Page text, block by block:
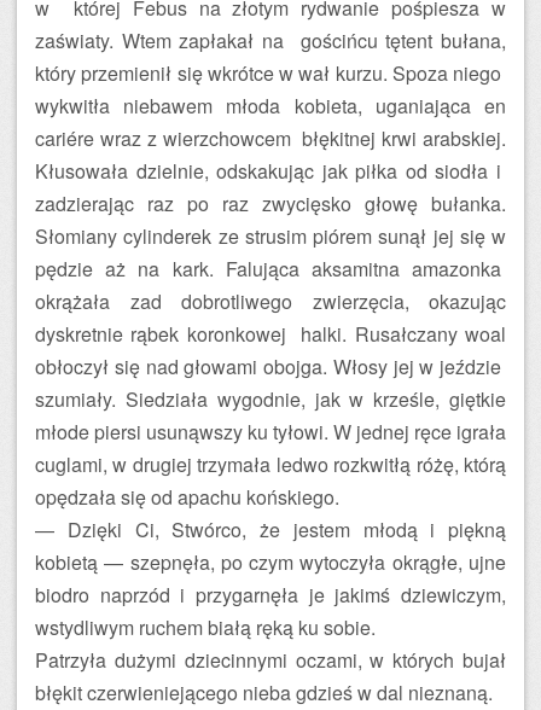
w której Febus na złotym rydwanie pośpiesza w
zaświaty. Wtem zapłakał na gościńcu tętent bułana,
który przemienił się wkrótce w wał kurzu. Spoza niego
wykwitła niebawem młoda kobieta, uganiająca en
cariére wraz z wierzchowcem błękitnej krwi arabskiej.
Kłusowała dzielnie, odskakując jak piłka od siodła i
zadzierając raz po raz zwycięsko głowę bułanka.
Słomiany cylinderek ze strusim piórem sunął jej się w
pędzie aż na kark. Falująca aksamitna amazonka
okrążała zad dobrotliwego zwierzęcia, okazując
dyskretnie rąbek koronkowej halki. Rusałczany woal
obłoczył się nad głowami obojga. Włosy jej w jeździe
szumiały. Siedziała wygodnie, jak w krześle, giętkie
młode piersi usunąwszy ku tyłowi. W jednej ręce igrała
cuglami, w drugiej trzymała ledwo rozkwitłą różę, którą
opędzała się od apachu końskiego.
— Dzięki Ci, Stwórco, że jestem młodą i piękną
kobietą — szepnęła, po czym wytoczyła okrągłe, ujne
biodro naprzód i przygarnęła je jakimś dziewiczym,
wstydliwym ruchem białą ręką ku sobie.
Patrzyła dużymi dziecinnymi oczami, w których bujał
błękit czerwieniejącego nieba gdzieś w dal nieznaną.